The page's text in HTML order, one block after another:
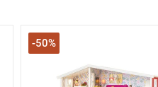
-50%